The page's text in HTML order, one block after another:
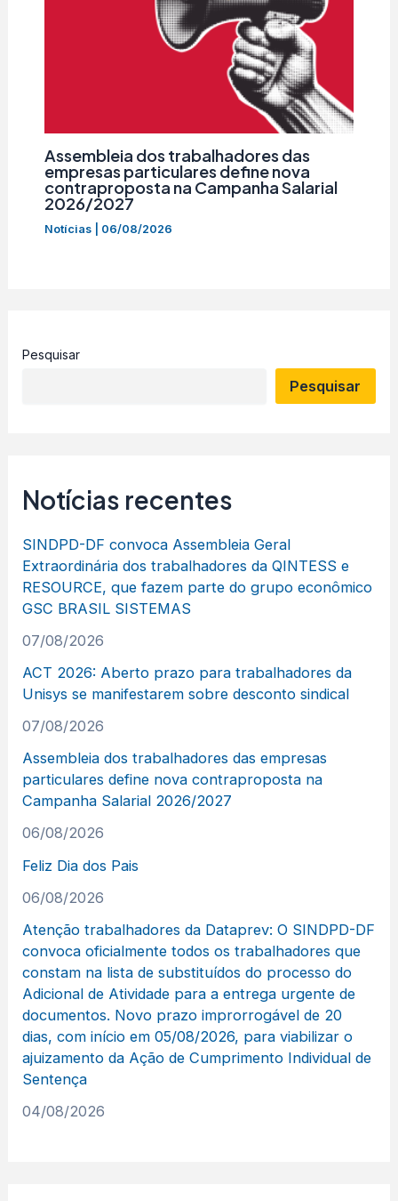
Assembleia dos trabalhadores das
empresas particulares define nova
contraproposta na Campanha Salarial
2026/2027
Notícias| 06/08/2026
Pesquisar
Pesquisar
Notícias recentes
SINDPD-DF convoca Assembleia Geral
Extraordinária dos trabalhadores da QINTESS e
RESOURCE, que fazem parte do grupo econômico
GSC BRASIL SISTEMAS
07/08/2026
ACT 2026: Aberto prazo para trabalhadores da
Unisys se manifestarem sobre desconto sindical
07/08/2026
Assembleia dos trabalhadores das empresas
particulares define nova contraproposta na
Campanha Salarial 2026/2027
06/08/2026
Feliz Dia dos Pais
06/08/2026
Atenção trabalhadores da Dataprev: O SINDPD-DF
convoca oficialmente todos os trabalhadores que
constam na lista de substituídos do processo do
Adicional de Atividade para a entrega urgente de
documentos. Novo prazo improrrogável de 20
dias, com início em 05/08/2026, para viabilizar o
ajuizamento da Ação de Cumprimento Individual de
Sentença
04/08/2026